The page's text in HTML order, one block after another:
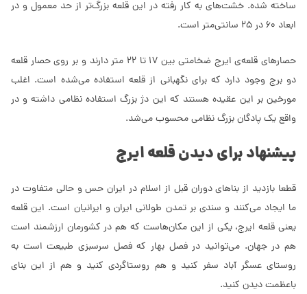
ساخته شده. خشت‌های به کار رفته در این قلعه بزرگ‌تر از حد معمول و در
ابعاد 60 در 25 سانتی‌متر است.
حصارهای قلعه‌ی ایرج ضخامتی بین 17 تا 22 متر دارند و بر روی حصار قلعه
دو برج وجود دارد که برای نگهبانی از قلعه استفاده می‌شده است. اغلب
مورخین بر این عقیده هستند که این دژ بزرگ استفاده نظامی داشته و در
واقع یک پادگان بزرگ نظامی محسوب می‌شد.
پیشنهاد برای دیدن قلعه ایرج
قطعا بازدید از بناهای دوران قبل از اسلام در ایران حس و حالی متفاوت در
ما ایجاد می‌کنند و سندی بر تمدن طولانی ایران و ایرانیان است. این قلعه
یعنی قلعه ایرج، یکی از این مکان‌هاست که هم در کشورمان ارزشمند است
هم در جهان. می‌توانید در فصل بهار که فصل سرسبزی طبیعت است به
روستای عسگر آباد سفر کنید و هم روستاگردی کنید و هم از این بنای
باعظمت دیدن کنید.